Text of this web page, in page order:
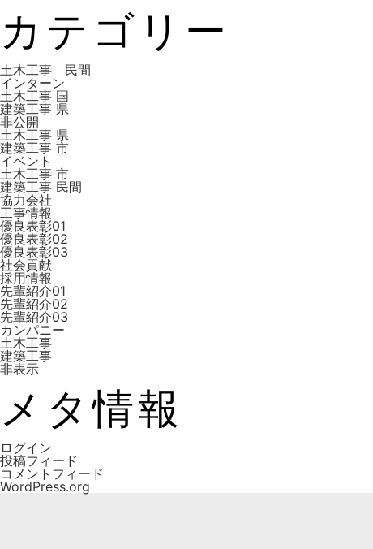
カテゴリー
土木工事 民間
インターン
土木工事 国
建築工事 県
非公開
土木工事 県
建築工事 市
イベント
土木工事 市
建築工事 ⺠間
協力会社
工事情報
優良表彰01
優良表彰02
優良表彰03
社会貢献
採用情報
先輩紹介01
先輩紹介02
先輩紹介03
カンパニー
土木工事
建築工事
非表示
メタ情報
ログイン
投稿フィード
コメントフィード
WordPress.org